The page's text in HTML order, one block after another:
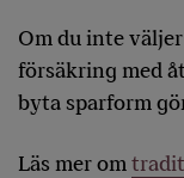
Om du inte
försäkring med
byta sparform
Läs mer om